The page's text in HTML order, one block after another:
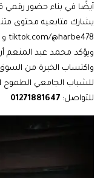
أيضًا في بناء حضور رقمي
يشارك متابعيه محتوى
tiktok.com/@harbe478 و
ويؤكد محمد عبد المنعم
واكتساب الخبرة من
للشباب الجامعي الطموح
للتواصل: 01271881647